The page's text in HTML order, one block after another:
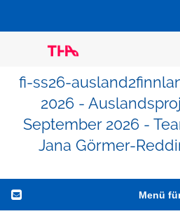
fi-ss26-
2026 -
September 2026 -
Jana Görmer-
Menü